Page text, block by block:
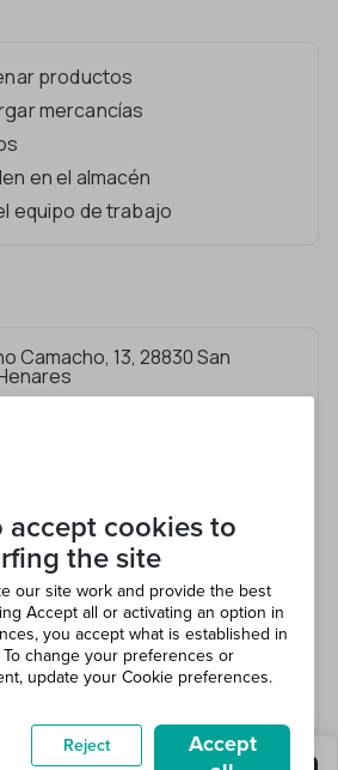
productos
mercancías
en el almacén
equipo de trabajo
Camacho, 13, 28830 San
accept cookies to
the site
our site work and provide the best
Accept all or activating an option in
you accept what is established in
To change your preferences or
update your Cookie preferences.
Reject
Accept